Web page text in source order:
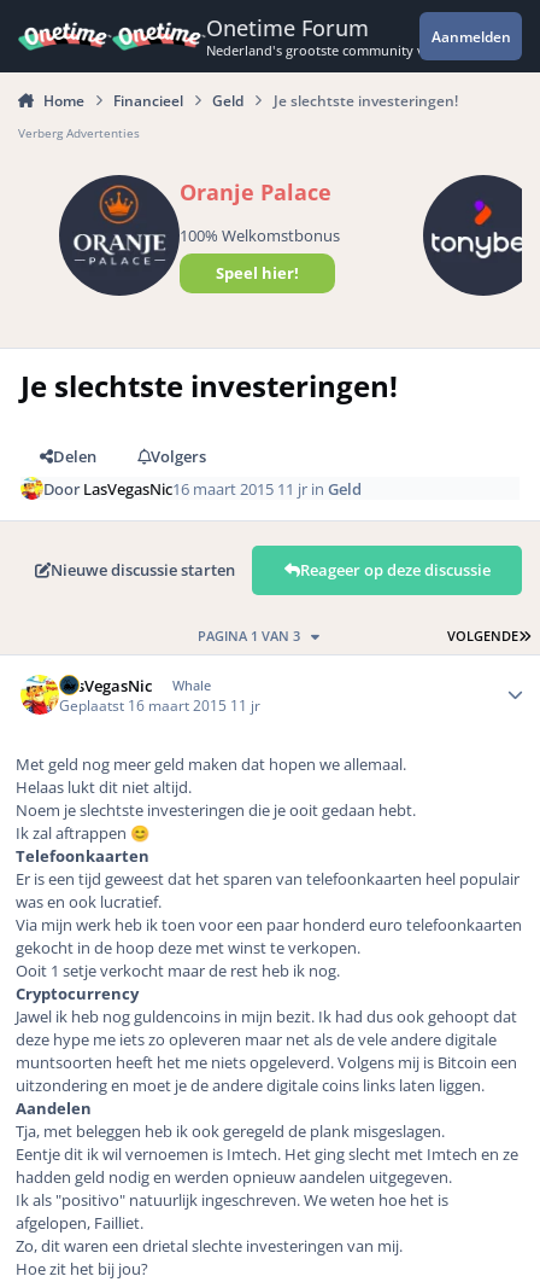
Onetime Forum
Nederland's grootste community voor de
Aanmelden
Home Financieel Geld Je slechtste investeringen!
Verberg Advertenties
Oranje Palace
100% Welkomstbonus
Speel hier!
Je slechtste investeringen!
Delen
Volgers
DoorLasVegasNic16 maart 2015 11 jr inGeld
Nieuwe discussie starten Reageer op deze discussie
VOLGENDE
PAGINA 1 VAN 3
LasVegasNic Whale
Geplaatst 16 maart 2015 11 jr
Met geld nog meer geld maken dat hopen we allemaal.
Helaas lukt dit niet altijd.
Noem je slechtste investeringen die je ooit gedaan hebt.
Ik zal aftrappen 😊
Telefoonkaarten
Er is een tijd geweest dat het sparen van telefoonkaarten heel populair
was en ook lucratief.
Via mijn werk heb ik toen voor een paar honderd euro telefoonkaarten
gekocht in de hoop deze met winst te verkopen.
Ooit 1 setje verkocht maar de rest heb ik nog.
Cryptocurrency
Jawel ik heb nog guldencoins in mijn bezit. Ik had dus ook gehoopt dat
deze hype me iets zo opleveren maar net als de vele andere digitale
muntsoorten heeft het me niets opgeleverd. Volgens mij is Bitcoin een
uitzondering en moet je de andere digitale coins links laten liggen.
Aandelen
Tja, met beleggen heb ik ook geregeld de plank misgeslagen.
Eentje dit ik wil vernoemen is Imtech. Het ging slecht met Imtech en ze
hadden geld nodig en werden opnieuw aandelen uitgegeven.
Ik als "positivo" natuurlijk ingeschreven. We weten hoe het is
afgelopen, Failliet.
Zo, dit waren een drietal slechte investeringen van mij.
Hoe zit het bij jou?